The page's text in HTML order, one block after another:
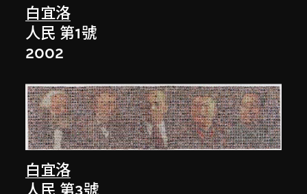
白宜洛
人民 第1號
2002
白宜洛